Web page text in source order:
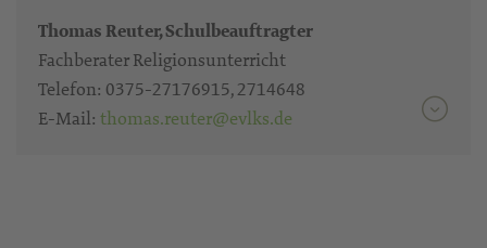
Thomas Reuter, Schulbeauftragter
Fachberater Religionsunterricht
Telefon: 0375-27176915, 2714648
E-Mail: thomas.reuter@evlks.de